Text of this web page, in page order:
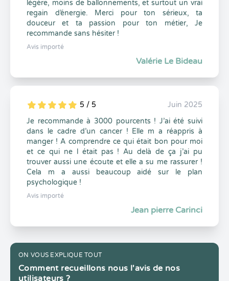
légère, moins de ballonnements, et surtout un vrai
regain d’énergie. Merci pour ton sérieux, ta
douceur et ta passion pour ton métier, Je
recommande sans hésiter !
Avis importé
Valérie Le Bideau
5
1
5
0 5 / 5
Juin 2025
Je recommande à 3000 pourcents ! J’ai été suivi
dans le cadre d’un cancer ! Elle m a réappris à
manger ! A comprendre ce qui était bon pour moi
et ce qui ne l était pas ! Au delà de ça j’ai pu
trouver aussi une écoute et elle a su me rassurer !
Cela m a aussi beaucoup aidé sur le plan
psychologique !
Avis importé
Jean pierre Carinci
ON VOUS EXPLIQUE TOUT
Comment recueillons nous l'avis de nos
utilisateurs ?